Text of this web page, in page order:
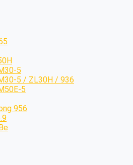
5
5 / ZL30H / 936
5
956